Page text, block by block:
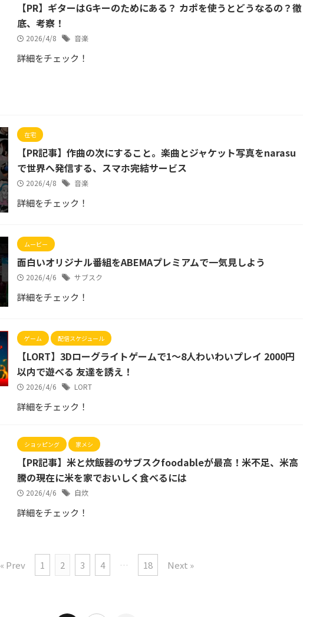
【PR】ギターはGキーのためにある？ カポを使うとどうなるの？徹
底、考察！
2026/4/8 音楽
詳細をチェック！
在宅
【PR記事】作曲の次にすること。楽曲とジャケット写真をnarasu
で世界へ発信する、スマホ完結サービス
2026/4/8 音楽
詳細をチェック！
ムービー
面白いオリジナル番組をABEMAプレミアムで一気見しよう
2026/4/6 サブスク
詳細をチェック！
ゲーム 配信スケジュール
【LORT】3Dローグライトゲームで1～8人わいわいプレイ 2000円
以内で遊べる 友達を誘え！
2026/4/6 LORT
詳細をチェック！
ショッピング 家メシ
【PR記事】米と炊飯器のサブスクfoodableが最高！米不足、米高
騰の現在に米を家でおいしく食べるには
2026/4/6 自炊
詳細をチェック！
« Prev 1 2 3 4 … 18 Next »